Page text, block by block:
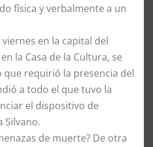
física y verbalmente a un
en la capital del
la Casa de la Cultura, se
que requirió la presencia del
a todo el que tuvo la
el dispositivo de
Silvano.
de muerte? De otra